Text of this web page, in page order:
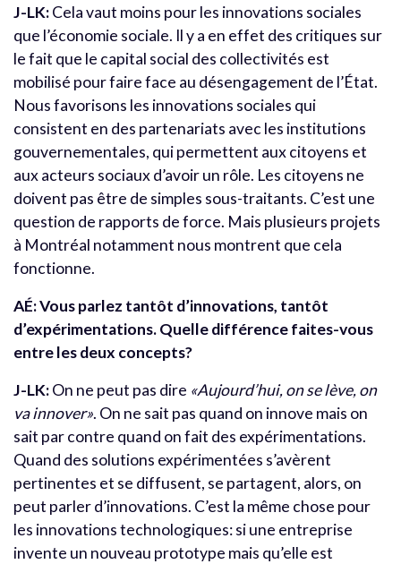
J-LK:Cela vaut moins pour les innovations sociales
que l’économie sociale. Il y a en effet des critiques sur
le fait que le capital social des collectivités est
mobilisé pour faire face au désengagement de l’État.
Nous favorisons les innovations sociales qui
consistent en des partenariats avec les institutions
gouvernementales, qui permettent aux citoyens et
aux acteurs sociaux d’avoir un rôle. Les citoyens ne
doivent pas être de simples sous-traitants. C’est une
question de rapports de force. Mais plusieurs projets
à Montréal notamment nous montrent que cela
fonctionne.
AÉ: Vous parlez tantôt d’innovations, tantôt
d’expérimentations. Quelle différence faites-vous
entre les deux concepts?
J-LK:On ne peut pas dire «Aujourd’hui, on se lève, on
va innover». On ne sait pas quand on innove mais on
sait par contre quand on fait des expérimentations.
Quand des solutions expérimentées s’avèrent
pertinentes et se diffusent, se partagent, alors, on
peut parler d’innovations. C’est la même chose pour
les innovations technologiques: si une entreprise
invente un nouveau prototype mais qu’elle est